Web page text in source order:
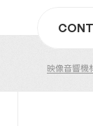
映像音響機